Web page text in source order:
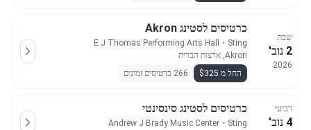
שבת
2 נוב'
2026
כרטיסים לסטינג Akron
Sting
・
E J Thomas Performing Arts Hall
Akron, ארצות הברית
החל מ $325
266 כרטיסים זמינים
רביעי
4 נוב'
כרטיסים לסטינג סינסינטי
Sting
・
Andrew J Brady Music Center